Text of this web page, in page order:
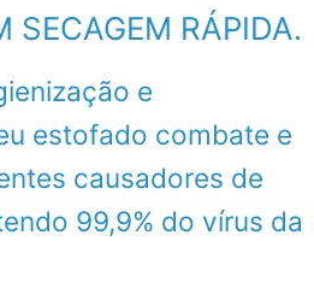
SECAGEM RÁPIDA.
e
estofado combate e
causadores de
99,9% do vírus da